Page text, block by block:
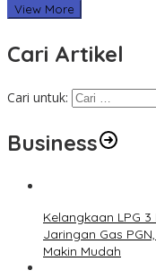
View More
Cari Artikel
Cari untuk:
Business
Kelangkaan LPG
Jaringan Gas
Makin Mudah